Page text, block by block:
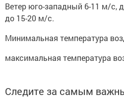
Ветер юго-западный 6-11 м/с,
до 15-20 м/с.
Минимальная температура
максимальная температура
Следите за самым